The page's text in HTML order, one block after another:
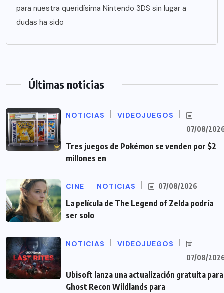
para nuestra queridísima Nintendo 3DS sin lugar a
dudas ha sido
Últimas noticias
NOTICIAS VIDEOJUEGOS
07/08/
Tres juegos de Pokémon se venden por $2
millones en
CINE NOTICIAS 07/08/2026
La película de The Legend of Zelda podría
ser solo
NOTICIAS VIDEOJUEGOS
07/08/
Ubisoft lanza una actualización gratuita para
Ghost Recon Wildlands para